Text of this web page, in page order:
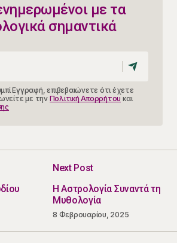
με τα
σημαντικά
Εγγραφή, επιβεβαιώνετε ότι έχετε
με την Πολιτική Απορρήτου και
Next Post
Η Αστρολογία Συναντά τη
Μυθολογία
8 Φεβρουαρίου, 2025